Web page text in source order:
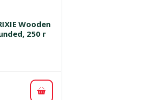
Wooden
250 г
цена
В корзину